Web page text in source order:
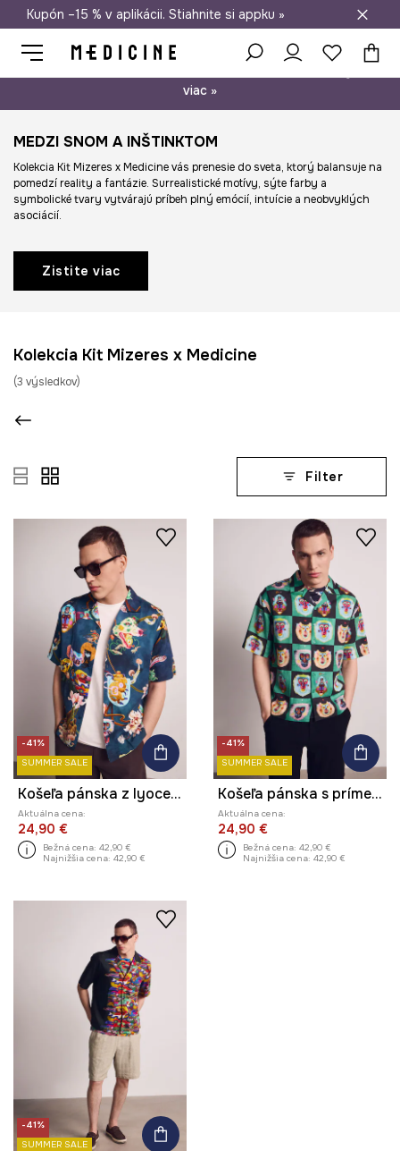
Doprava zadarmo od 50 €
Kupón –15 % v aplikácii. Stiahnite si appku »
viac »
MEDZI SNOM A INŠTINKTOM
Kolekcia Kit Mizeres x Medicine vás prenesie do sveta, ktorý balansuje na
pomedzí reality a fantázie. Surrealistické motívy, sýte farby a
symbolické tvary vytvárajú príbeh plný emócií, intuície a neobvyklých
asociácií.
Zistite viac
Kolekcia Kit Mizeres x Medicine
(3 výsledkov)
Filter
-41%
SUMMER SALE
Košeľa pánska z lyocellu z kolekcie Kit Mizeres x Medicine
Aktuálna cena:
24,90 €
Bežná cena: 42,90 €
Najnižšia cena: 42,90 €
-41%
SUMMER SALE
Košeľa pánska s prímesou ľanu z kolekcie Kit Mizeres x Medicine
Aktuálna cena:
24,90 €
Bežná cena: 42,90 €
Najnižšia cena: 42,90 €
-41%
SUMMER SALE